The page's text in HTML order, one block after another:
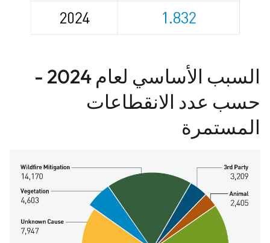
السبب الأساسي لعام 2024 -
حسب عدد الانقطاعات
المستمرة